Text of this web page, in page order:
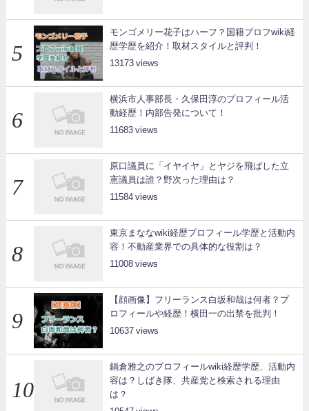
モンゴメリー花子はハーフ？国籍プロフwiki経
歴学歴を紹介！取材スタイルと評判！
13173
横浜市人事部長・久保田淳のプロフィール活
動経歴！内部告発について！
11683
原口議員に「イヤイヤ」とヤジを飛ばした立
憲議員は誰？野次った理由は？
11584
東京まななwiki経歴プロフィール学歴と活動内
容！不動産業界での具体的な役割は？
11008
【顔画像】フリーランス白坂和哉は何者？プ
ロフィールや経歴！横田一の出禁を批判！
10637
鍋倉雅之のプロフィールwiki経歴学歴、活動内
容は？しばき隊、共産党と検索される理由
は？